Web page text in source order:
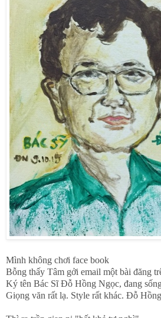
Mình không chơi face book
Bỗng thấy Tâm gởi email một bài đăng
Ký tên Bác Sĩ Đỗ Hồng Ngọc, đang
Giọng văn rất lạ. Style rất khác. Đỗ